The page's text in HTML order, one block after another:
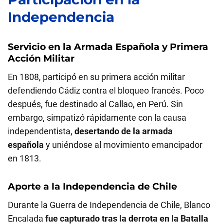
Independencia
Servicio en la Armada Española y Primera
Acción Militar
En 1808, participó en su primera acción militar
defendiendo Cádiz contra el bloqueo francés. Poco
después, fue destinado al Callao, en Perú. Sin
embargo, simpatizó rápidamente con la causa
independentista, desertando de la armada
española y uniéndose al movimiento emancipador
en 1813.
Aporte a la Independencia de Chile
Durante la Guerra de Independencia de Chile, Blanco
Encalada fue capturado tras la derrota en la Batalla